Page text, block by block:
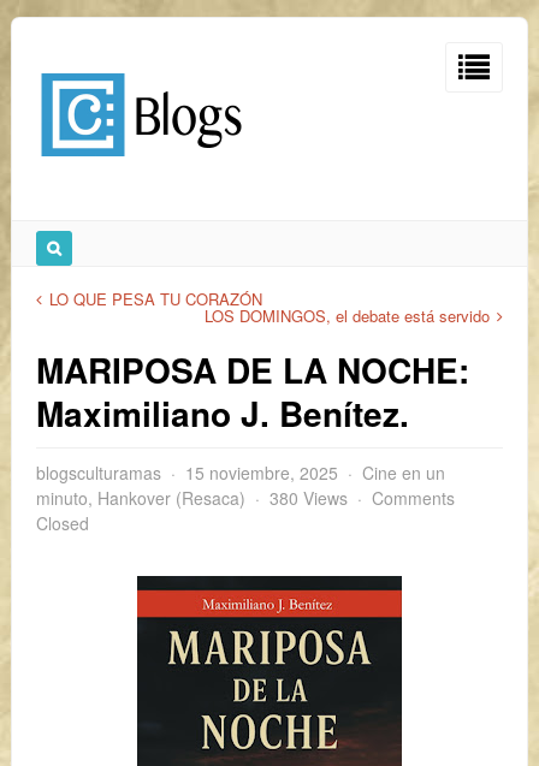
LO QUE PESA TU CORAZÓN
LOS DOMINGOS, el debate está servido
MARIPOSA DE LA NOCHE:
Maximiliano J. Benítez.
blogsculturamas 15 noviembre, 2025
Cine en un
minuto, Hankover (Resaca) 380 Views
Comments
Closed